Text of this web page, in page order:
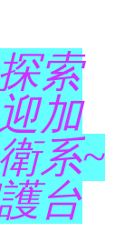
索
加
系~
台